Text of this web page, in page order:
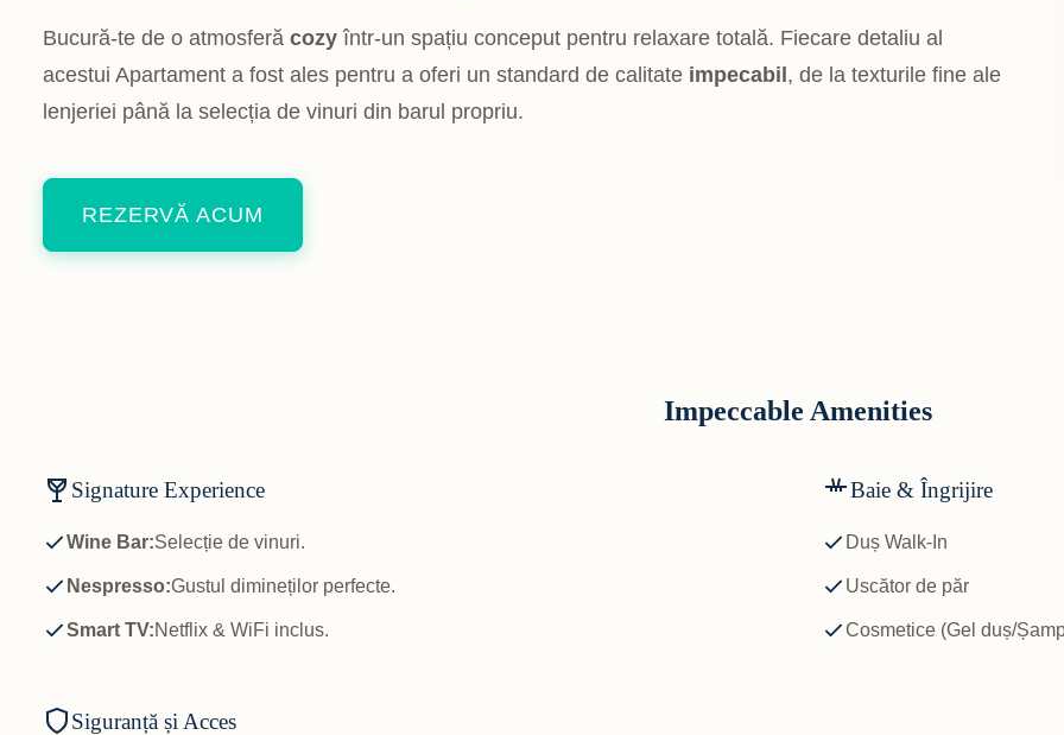
Bucură-te de o atmosferă cozy într-un spațiu conceput pentru relaxare totală. Fiecare detaliu al
acestui Apartament a fost ales pentru a oferi un standard de calitate impecabil , de la texturile fine ale
lenjeriei până la selecția de vinuri din barul propriu.
REZERVĂ ACUM
Impeccable Amenities
Signature Experience
Wine Bar:Selecție de vinuri.
Nespresso:Gustul dimineților perfecte.
Smart TV:Netflix & WiFi inclus.
Baie & Îngrijire
Duș Walk-In
Uscător de păr
Cosmetice (Gel duș/
Siguranță și Acces